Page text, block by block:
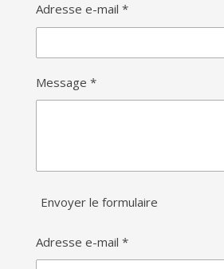
Adresse e-mail *
Message *
Envoyer le formulaire
Adresse e-mail *